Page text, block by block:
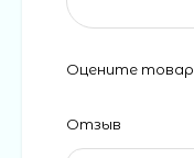
Оцените товар
Отзыв